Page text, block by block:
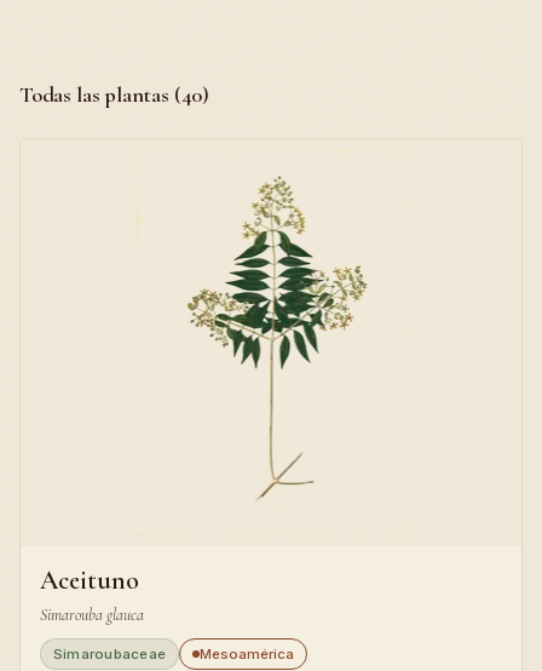
Todas las plantas (40)
Aceituno
Simarouba glauca
Simaroubaceae Mesoamérica